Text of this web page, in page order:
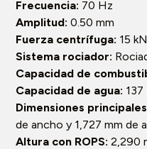
Frecuencia: 70 Hz
Amplitud: 0.50 mm
Fuerza centrífuga: 15 kN
Sistema rociador:
Capacidad de
Capacidad de agua: 137
Dimensiones
de ancho y 1,727 mm de
Altura con ROPS: 2,290